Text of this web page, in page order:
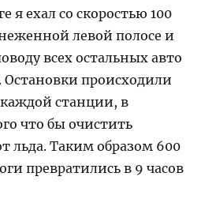
я ехал со скоростью 100
левой полосе и
всех остальных авто
Остановки происходили
станции, в
что бы очистить
льда. Таким образом 600
превратились в 9 часов